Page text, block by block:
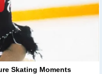
Skating Moments